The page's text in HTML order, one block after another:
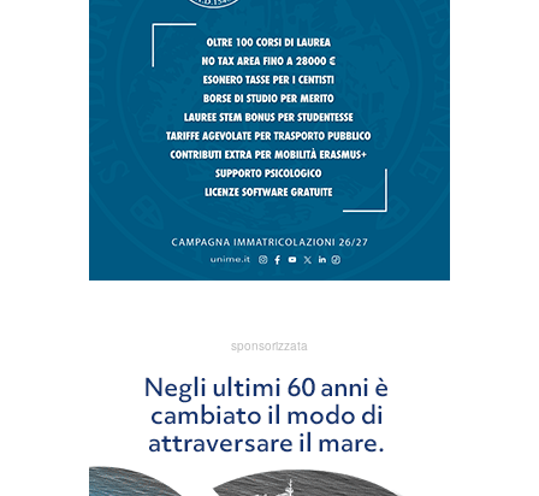
sponsorizzata